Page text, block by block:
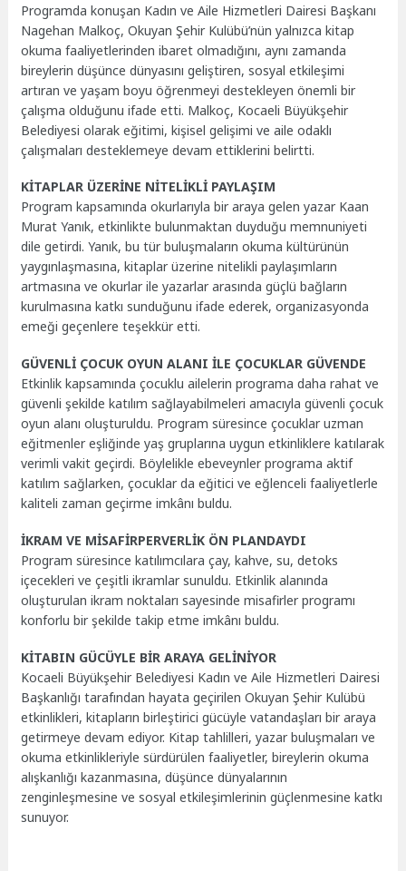
Programda konuşan Kadın ve Aile Hizmetleri Dairesi Başkanı
Nagehan Malkoç, Okuyan Şehir Kulübü’nün yalnızca kitap
okuma faaliyetlerinden ibaret olmadığını, aynı zamanda
bireylerin düşünce dünyasını geliştiren, sosyal etkileşimi
artıran ve yaşam boyu öğrenmeyi destekleyen önemli bir
çalışma olduğunu ifade etti. Malkoç, Kocaeli Büyükşehir
Belediyesi olarak eğitimi, kişisel gelişimi ve aile odaklı
çalışmaları desteklemeye devam ettiklerini belirtti.
KİTAPLAR ÜZERİNE NİTELİKLİ PAYLAŞIM
Program kapsamında okurlarıyla bir araya gelen yazar Kaan
Murat Yanık, etkinlikte bulunmaktan duyduğu memnuniyeti
dile getirdi. Yanık, bu tür buluşmaların okuma kültürünün
yaygınlaşmasına, kitaplar üzerine nitelikli paylaşımların
artmasına ve okurlar ile yazarlar arasında güçlü bağların
kurulmasına katkı sunduğunu ifade ederek, organizasyonda
emeği geçenlere teşekkür etti.
GÜVENLİ ÇOCUK OYUN ALANI İLE ÇOCUKLAR GÜVENDE
Etkinlik kapsamında çocuklu ailelerin programa daha rahat ve
güvenli şekilde katılım sağlayabilmeleri amacıyla güvenli çocuk
oyun alanı oluşturuldu. Program süresince çocuklar uzman
eğitmenler eşliğinde yaş gruplarına uygun etkinliklere katılarak
verimli vakit geçirdi. Böylelikle ebeveynler programa aktif
katılım sağlarken, çocuklar da eğitici ve eğlenceli faaliyetlerle
kaliteli zaman geçirme imkânı buldu.
İKRAM VE MİSAFİRPERVERLİK ÖN PLANDAYDI
Program süresince katılımcılara çay, kahve, su, detoks
içecekleri ve çeşitli ikramlar sunuldu. Etkinlik alanında
oluşturulan ikram noktaları sayesinde misafirler programı
konforlu bir şekilde takip etme imkânı buldu.
KİTABIN GÜCÜYLE BİR ARAYA GELİNİYOR
Kocaeli Büyükşehir Belediyesi Kadın ve Aile Hizmetleri Dairesi
Başkanlığı tarafından hayata geçirilen Okuyan Şehir Kulübü
etkinlikleri, kitapların birleştirici gücüyle vatandaşları bir araya
getirmeye devam ediyor. Kitap tahlilleri, yazar buluşmaları ve
okuma etkinlikleriyle sürdürülen faaliyetler, bireylerin okuma
alışkanlığı kazanmasına, düşünce dünyalarının
zenginleşmesine ve sosyal etkileşimlerinin güçlenmesine katkı
sunuyor.